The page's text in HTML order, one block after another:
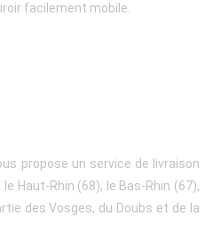
facilement mobile.
propose un service de livraison
Haut-Rhin (68), le Bas-Rhin (67),
des Vosges, du Doubs et de la